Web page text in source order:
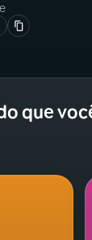
que